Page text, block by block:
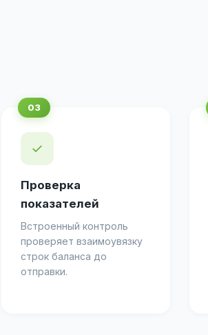
✓
Проверка
показателей
Встроенный контроль
проверяет взаимоувязку
строк баланса до
отправки.